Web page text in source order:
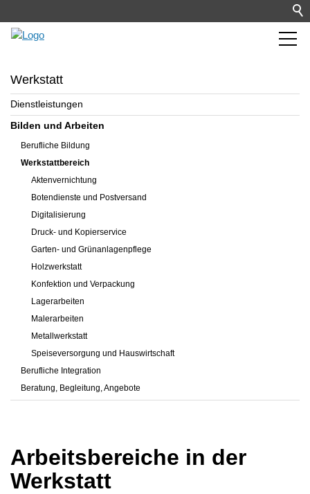
Werkstatt
Dienstleistungen
Bilden und Arbeiten
Berufliche Bildung
Werkstattbereich
Aktenvernichtung
Botendienste und Postversand
Digitalisierung
Druck- und Kopierservice
Garten- und Grünanlagenpflege
Holzwerkstatt
Konfektion und Verpackung
Lagerarbeiten
Malerarbeiten
Metallwerkstatt
Speiseversorgung und Hauswirtschaft
Berufliche Integration
Beratung, Begleitung, Angebote
Arbeitsbereiche in der
Werkstatt